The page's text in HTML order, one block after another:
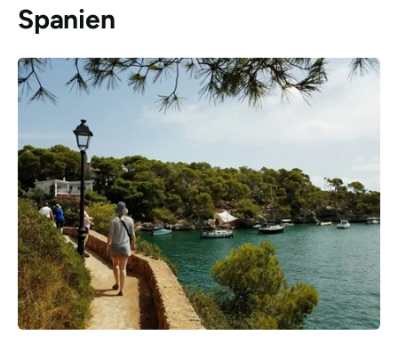
Spanien